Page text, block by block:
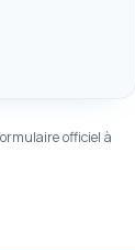
officiel à